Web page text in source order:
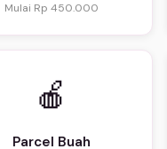
Mulai Rp 450.000
🍎
Parcel Buah